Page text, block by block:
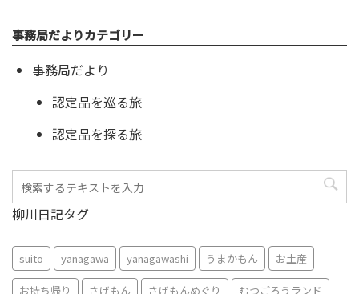
事務局だよりカテゴリー
事務局だより
認定品を巡る旅
認定品を探る旅
柳川日記タグ
suito yanagawa yanagawashi うまかもん お土産
お持ち帰り さげもん さげもんめぐり むつごろうランド